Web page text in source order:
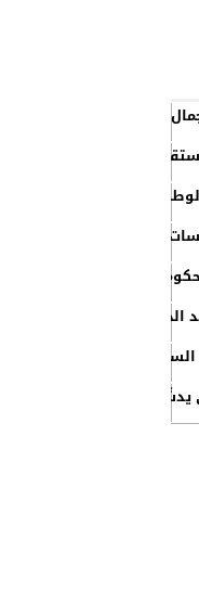
السلال
الفلبين
الروسي
حادثة إطلاق النار في
مصغرا لدعم جهود
بالسواحل والصحاري
الأمريكي
اختبارات الثانوية